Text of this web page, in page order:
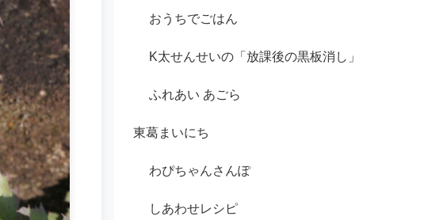
おうちでごはん
K太せんせいの「放課後の黒板消し」
ふれあい あごら
東葛まいにち
わぴちゃんさんぽ
しあわせレシピ